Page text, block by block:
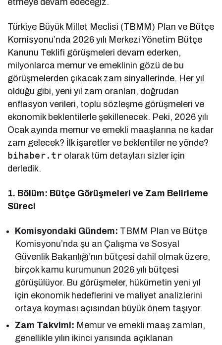
Türkiye Büyük Millet Meclisi (TBMM) Plan ve Bütçe
Komisyonu’nda 2026 yılı Merkezi Yönetim Bütçe
Kanunu Teklifi görüşmeleri devam ederken,
milyonlarca memur ve emeklinin gözü de bu
görüşmelerden çıkacak zam sinyallerinde. Her yıl
olduğu gibi, yeni yıl zam oranları, doğrudan
enflasyon verileri, toplu sözleşme görüşmeleri ve
ekonomik beklentilerle şekillenecek. Peki, 2026 yılı
Ocak ayında memur ve emekli maaşlarına ne kadar
zam gelecek? İlk işaretler ve beklentiler ne yönde?
bihaber.tr olarak tüm detayları sizler için
derledik.
1. Bölüm: Bütçe Görüşmeleri ve Zam Belirleme
Süreci
Komisyondaki Gündem: TBMM Plan ve Bütçe
Komisyonu’nda şu an Çalışma ve Sosyal
Güvenlik Bakanlığı’nın bütçesi dahil olmak üzere,
birçok kamu kurumunun 2026 yılı bütçesi
görüşülüyor. Bu görüşmeler, hükümetin yeni yıl
için ekonomik hedeflerini ve maliyet analizlerini
ortaya koyması açısından büyük önem taşıyor.
Zam Takvimi: Memur ve emekli maaş zamları,
genellikle yılın ikinci yarısında açıklanan